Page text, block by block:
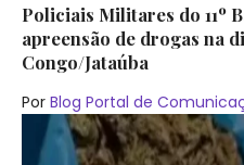
Policiais Militares do 11º
apreensão de drogas na
Congo/Jataúba
Por Blog Portal de